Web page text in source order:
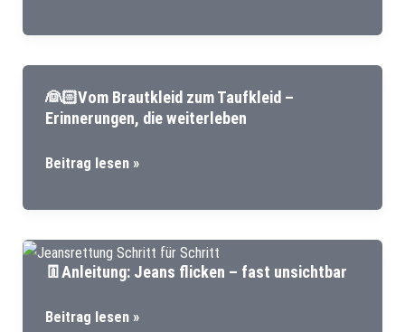
auf
die
letzte
Minute
👰🏻Vom Brautkleid zum Taufkleid –
Erinnerungen, die weiterleben
👰🏻
Brautkleid
zum
Taufkleid
Erinnerungen,
Beitrag lesen »
👖Anleitung: Jeans flicken – fast unsichtbar
👖
Beitrag lesen »